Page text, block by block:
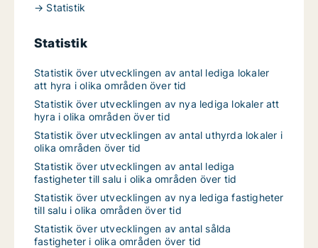
→ Statistik
Statistik
Statistik över utvecklingen av antal lediga lokaler
att hyra i olika områden över tid
Statistik över utvecklingen av nya lediga lokaler att
hyra i olika områden över tid
Statistik över utvecklingen av antal uthyrda lokaler i
olika områden över tid
Statistik över utvecklingen av antal lediga
fastigheter till salu i olika områden över tid
Statistik över utvecklingen av nya lediga fastigheter
till salu i olika områden över tid
Statistik över utvecklingen av antal sålda
fastigheter i olika områden över tid